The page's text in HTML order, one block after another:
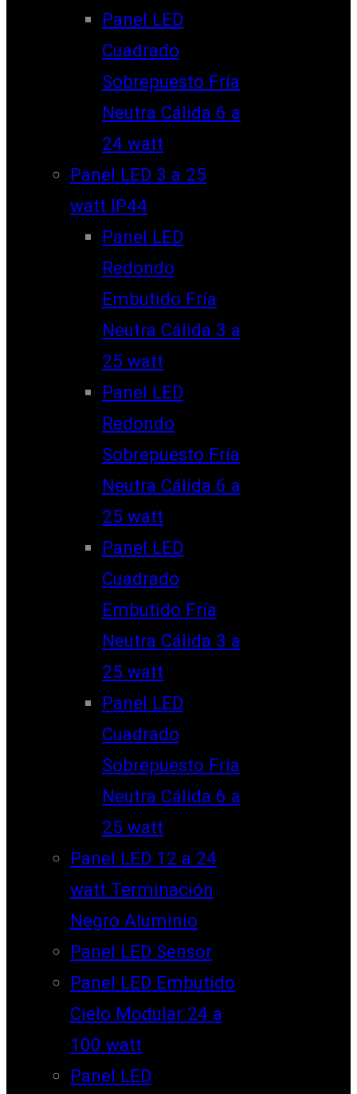
Panel LED
Cuadrado
Sobrepuesto Fría
Neutra Cálida 6 a
24 watt
Panel LED 3 a 25
watt IP44
Panel LED
Redondo
Embutido Fría
Neutra Cálida 3 a
25 watt
Panel LED
Redondo
Sobrepuesto Fría
Neutra Cálida 6 a
25 watt
Panel LED
Cuadrado
Embutido Fría
Neutra Cálida 3 a
25 watt
Panel LED
Cuadrado
Sobrepuesto Fría
Neutra Cálida 6 a
25 watt
Panel LED 12 a 24
watt Terminación
Negro Aluminio
Panel LED Sensor
Panel LED Embutido
Cielo Modular 24 a
100 watt
Panel LED